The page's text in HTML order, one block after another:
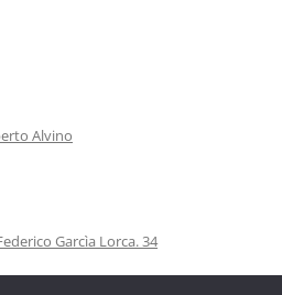
Alvino
Garcìa Lorca. 34